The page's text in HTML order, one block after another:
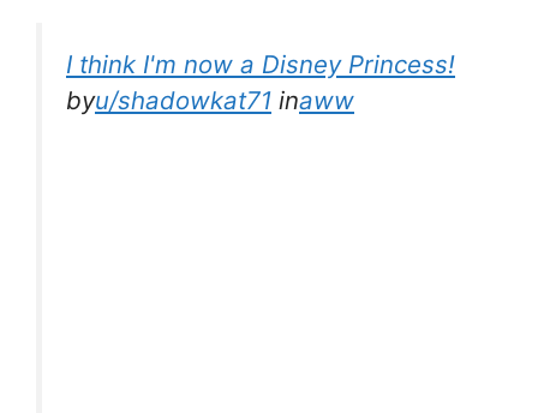
I think I'm now a Disney Princess!
byu/shadowkat71 inaww